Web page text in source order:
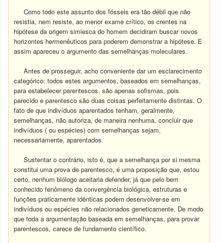
Como todo este assunto dos fósseis era tão débil que não
resistia, nem resiste, ao menor exame crítico, os crentes na
hipótese da origem simiesca do homem decidiram buscar novos
horizontes hermenêuticos para poderem demonstrar a hipótese. E
assim apareceu o argumento das semelhanças moleculares.
Antes de prosseguir, acho conveniente dar um esclarecimento
categórico: todos estes argumentos, baseados em semelhanças,
para estabelecer parentescos, são apenas sofismas, pois
parecido e parentesco são duas coisas perfeitamente distintas. O
fato de que indivíduos aparentados tenham, geralmente,
semelhanças, não autoriza, de maneira nenhuma, concluir que
indivíduos ( ou espécies) com semelhanças sejam,
necessariamente, aparentados.
Sustentar o contrário, isto é, que a semelhança por si mesma
constitui uma prova de parentesco, é uma proposição que, estou
certo, nenhum biólogo aceitaria defender, já que pelo bem
conhecido fenômeno da convergência biológica, estruturas e
funções praticamente idênticas podem desenvolver-se em
indivíduos ou espécies não relacionados geneticamente. De modo
que toda a argumentação baseada em semelhanças, para provar
parentescos, carece de fundamento científico.